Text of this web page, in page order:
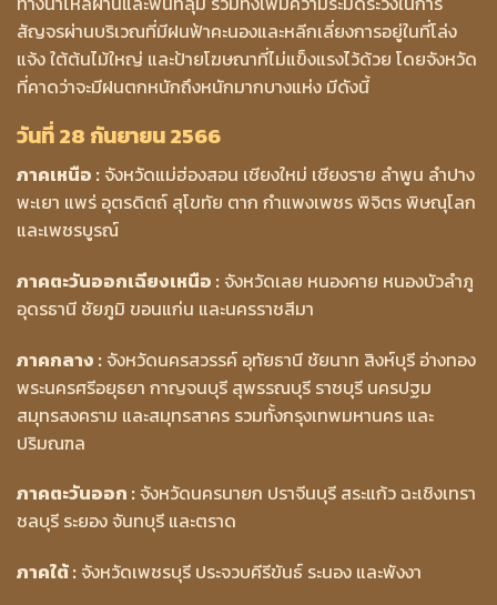
สัญจรผ่านบริเวณที่มีฝนฟ้าคะนองและหลีกเลี่ยงการอยู่ในที่โล่ง
แจ้ง ใต้ต้นไม้ใหญ่ และป้ายโฆษณาที่ไม่แข็งแรงไว้ด้วย โดยจังหวัด
ที่คาดว่าจะมีฝนตกหนักถึงหนักมากบางแห่ง มีดังนี้
วันที่ 28 กันยายน 2566
ภาคเหนือ : จังหวัดแม่ฮ่องสอน เชียงใหม่ เชียงราย ลำพูน ลำปาง
พะเยา แพร่ อุตรดิตถ์ สุโขทัย ตาก กำแพงเพชร พิจิตร พิษณุโลก
และเพชรบูรณ์
ภาคตะวันออกเฉียงเหนือ : จังหวัดเลย หนองคาย หนองบัวลำภู
อุดรธานี ชัยภูมิ ขอนแก่น และนครราชสีมา
ภาคกลาง : จังหวัดนครสวรรค์ อุทัยธานี ชัยนาท สิงห์บุรี อ่างทอง
พระนครศรีอยุธยา กาญจนบุรี สุพรรณบุรี ราชบุรี นครปฐม
สมุทรสงคราม และสมุทรสาคร รวมทั้งกรุงเทพมหานคร และ
ปริมณฑล
ภาคตะวันออก : จังหวัดนครนายก ปราจีนบุรี สระแก้ว ฉะเชิงเทรา
ชลบุรี ระยอง จันทบุรี และตราด
ภาคใต้ : จังหวัดเพชรบุรี ประจวบคีรีขันธ์ ระนอง และพังงา